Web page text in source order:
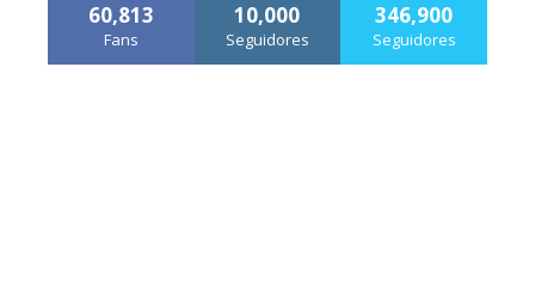
60,813
Fans
10,000
Seguidores
346,900
Seguidores